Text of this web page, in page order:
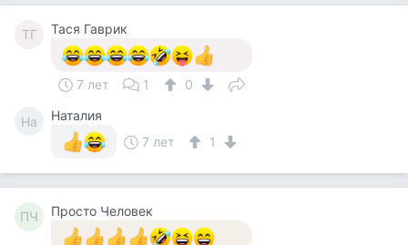
ТГ Тася Гаврик
7 лет 1 0
На
Наталия
7 лет
1
ПЧ Просто Человек